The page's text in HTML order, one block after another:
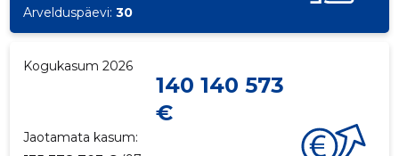
Arvelduspäevi:30
Kogukasum 2026
140 140 573
€
Jaotamata kasum: